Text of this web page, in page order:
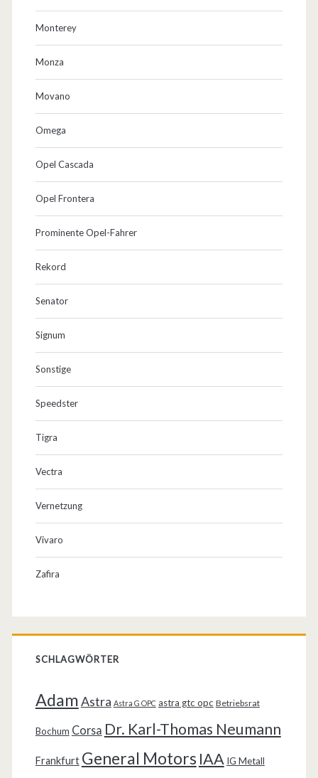
Monterey
Monza
Movano
Omega
Opel Cascada
Opel Frontera
Prominente Opel-Fahrer
Rekord
Senator
Signum
Sonstige
Speedster
Tigra
Vectra
Vernetzung
Vivaro
Zafira
SCHLAGWÖRTER
AdamAstra Astra G OPC astra gtc opc Betriebsrat
Bochum Corsa Dr. Karl-Thomas Neumann
Frankfurt General Motors IAA IG Metall